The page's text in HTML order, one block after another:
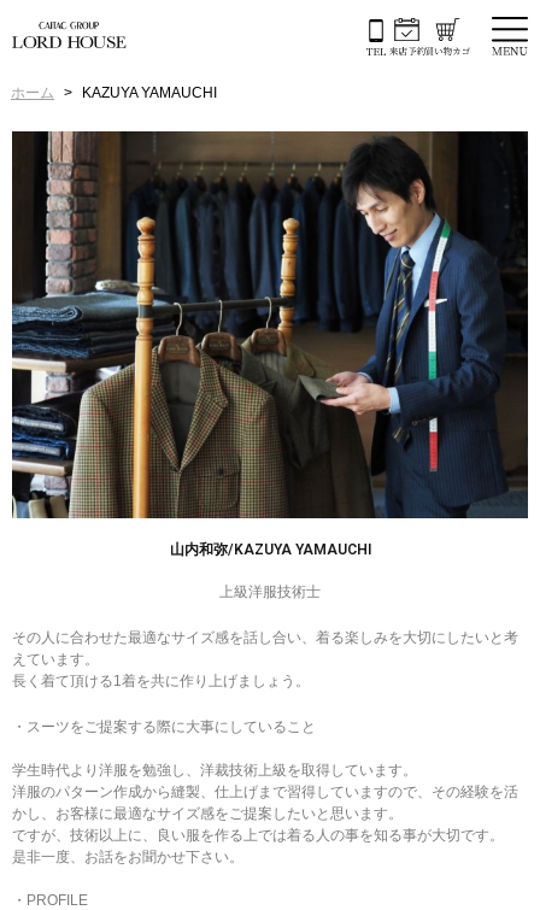
ホーム KAZUYA YAMAUCHI
山内和弥/KAZUYA YAMAUCHI
上級洋服技術士
その人に合わせた最適なサイズ感を話し合い、着る楽しみを大切にしたいと考
えています。
長く着て頂ける1着を共に作り上げましょう。
・スーツをご提案する際に大事にしていること
学生時代より洋服を勉強し、洋裁技術上級を取得しています。
洋服のパターン作成から縫製、仕上げまで習得していますので、その経験を活
かし、お客様に最適なサイズ感をご提案したいと思います。
ですが、技術以上に、良い服を作る上では着る人の事を知る事が大切です。
是非一度、お話をお聞かせ下さい。
・PROFILE